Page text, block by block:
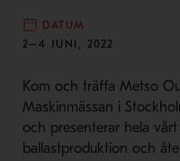
DATUM
2–4 JUNI, 2022
Kom och träffa Metso
Maskinmässan i
och presenterar hela
ballastproduktion och